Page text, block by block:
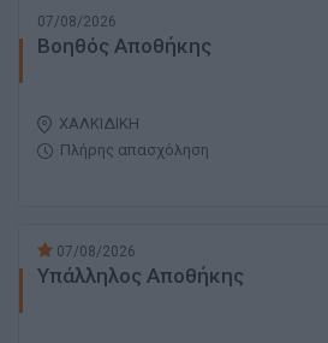
07/08/2026
Βοηθός Αποθήκης
ΧΑΛΚΙΔΙΚΗ
Πλήρης απασχόληση
07/08/2026
Υπάλληλος Αποθήκης